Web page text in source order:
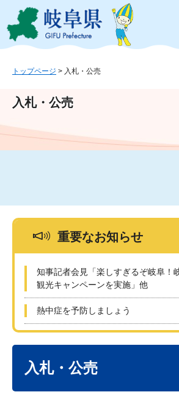
ジ
ュ
文
このページの本文へ
トップページ > 入札・公売
入札・公売
重要なお知らせ
知事記者会見「楽しすぎるぞ岐阜！
観光キャンペーンを実施」他
熱中症を予防しましょう
入札・公売